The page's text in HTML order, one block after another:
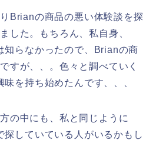
Brianの商品の悪い体験談を探
した。もちろん、私自身、
知らなかったので、Brianの商
すが、、。色々と調べていく
を持ち始めたんです、、、
の中にも、私と同じように
探していている人がいるかもし